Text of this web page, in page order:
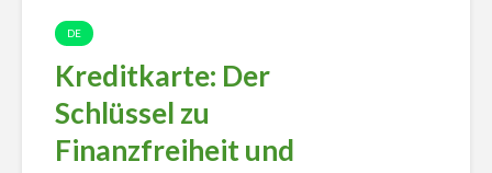
DE
Kreditkarte: Der
Schlüssel zu
Finanzfreiheit und